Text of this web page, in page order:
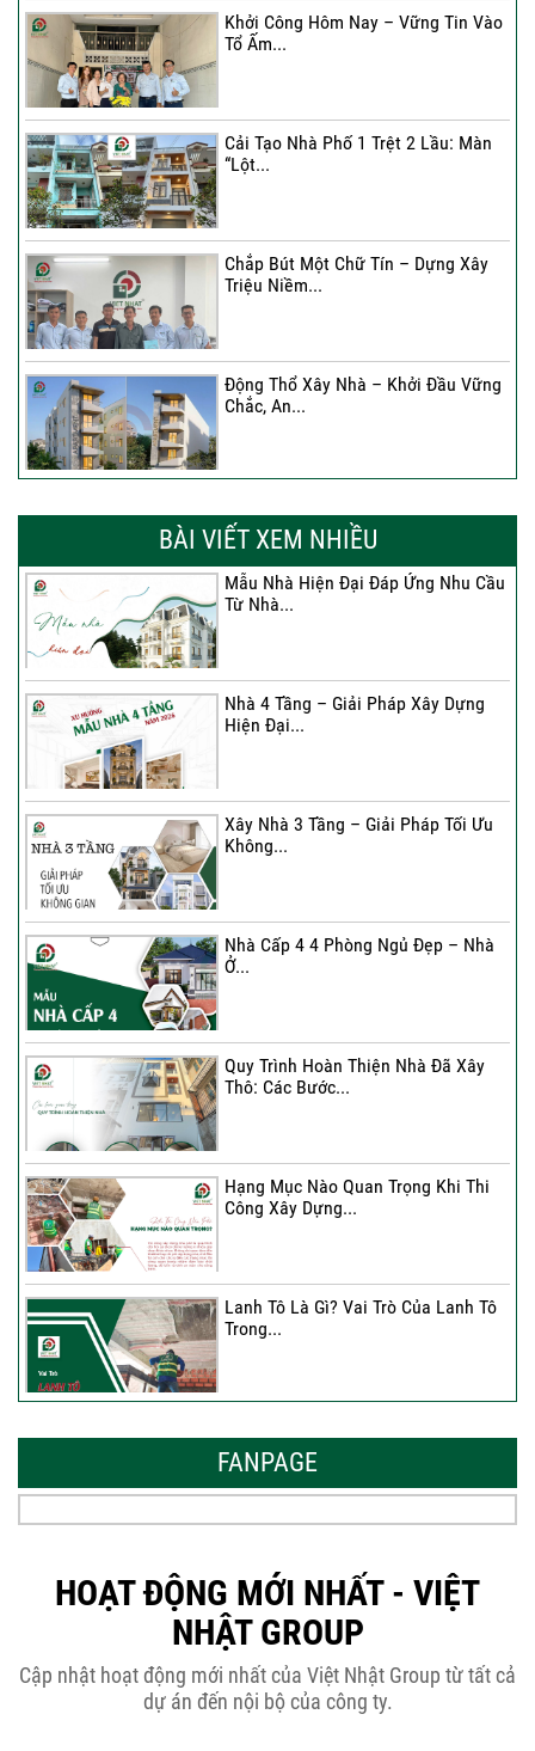
Khởi Công Hôm Nay – Vững Tin Vào
Tổ Ấm...
Cải Tạo Nhà Phố 1 Trệt 2 Lầu: Màn
“Lột...
Chắp Bút Một Chữ Tín – Dựng Xây
Triệu Niềm...
Động Thổ Xây Nhà – Khởi Đầu Vững
Chắc, An...
Chắc Cho...
BÀI VIẾT XEM NHIỀU
Mẫu Nhà Hiện Đại Đáp Ứng Nhu Cầu
Từ Nhà...
Nhà 4 Tầng – Giải Pháp Xây Dựng
Hiện Đại...
Xây Nhà 3 Tầng – Giải Pháp Tối Ưu
Không...
Nhà Cấp 4 4 Phòng Ngủ Đẹp – Nhà
Ở...
Quy Trình Hoàn Thiện Nhà Đã Xây
Thô: Các Bước...
Hạng Mục Nào Quan Trọng Khi Thi
Công Xây Dựng...
Lanh Tô Là Gì? Vai Trò Của Lanh Tô
Trong...
Thiết Kế Hòa...
Bê Tông...
THÔNG BÁO KẾ HOẠCH TĂNG ĐƠN
GIÁ XÂY DỰNG NHÀ...
FANPAGE
HOẠT ĐỘNG MỚI NHẤT - VIỆT
NHẬT GROUP
Cập nhật hoạt động mới nhất của Việt Nhật Group từ tất cả
dự án đến nội bộ của công ty.